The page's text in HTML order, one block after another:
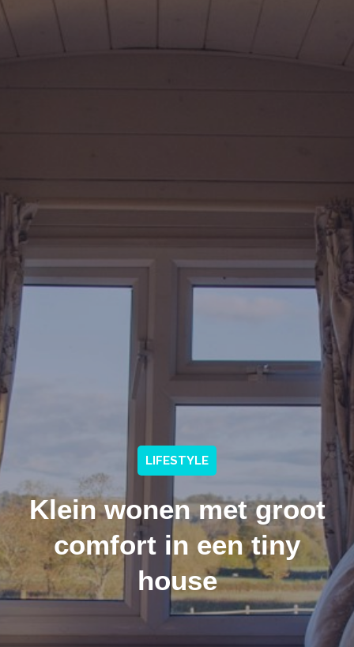
LIFESTYLE
Klein wonen met groot
comfort in een tiny
house